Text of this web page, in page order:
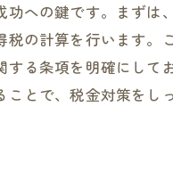
最適な価格を設定する
税金と価格設定の密接
市場動向に基づく売却
への鍵です。まず
の計算を行います
る条項を明確にし
とで、税金対策をし